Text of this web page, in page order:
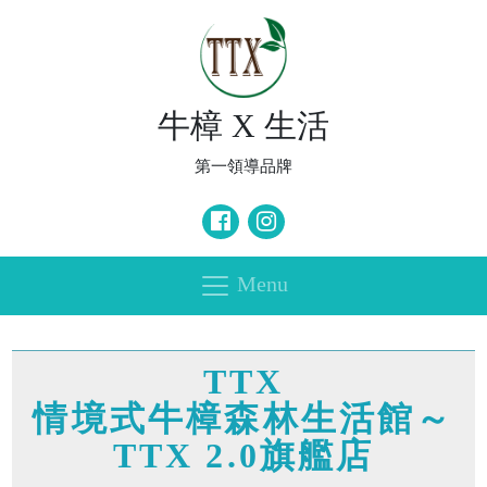
牛樟 X 生活
第一領導品牌
Menu
TTX
情境式牛樟森林生活館～
TTX 2.0旗艦店